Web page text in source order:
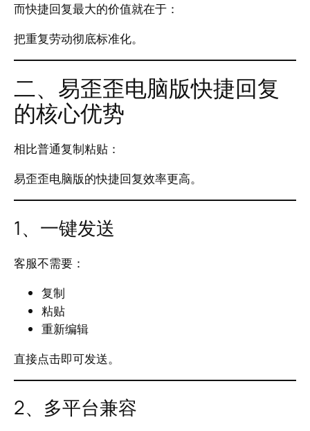
而快捷回复最大的价值就在于：
把重复劳动彻底标准化。
二、易歪歪电脑版快捷回复
的核心优势
相比普通复制粘贴：
易歪歪电脑版的快捷回复效率更高。
1、一键发送
客服不需要：
复制
粘贴
重新编辑
直接点击即可发送。
2、多平台兼容